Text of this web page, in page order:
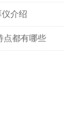
介绍
点都有哪些